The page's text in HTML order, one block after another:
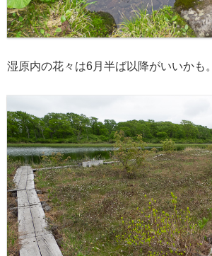
湿原内の花々は6月半ば以降がいいかも。